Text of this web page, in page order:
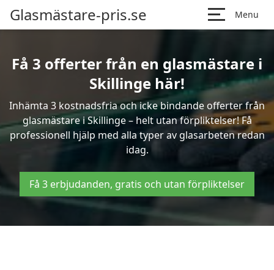
Glasmästare-pris.se Menu
Få 3 offerter från en glasmästare i
Skillinge här!
Inhämta 3 kostnadsfria och icke bindande offerter från
glasmästare i Skillinge – helt utan förpliktelser! Få
professionell hjälp med alla typer av glasarbeten redan
idag.
Få 3 erbjudanden, gratis och utan förpliktelser